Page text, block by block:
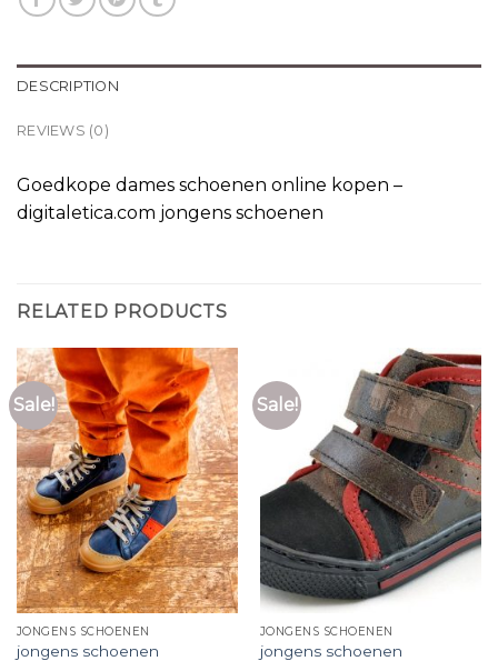
DESCRIPTION
REVIEWS (0)
Goedkope dames schoenen online kopen –
digitaletica.com jongens schoenen
RELATED PRODUCTS
Sale!
JONGENS SCHOENEN
jongens schoenen
Sale!
JONGENS SCHOENEN
jongens schoenen